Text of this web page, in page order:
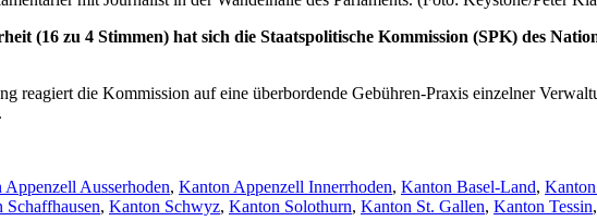
(16 zu 4 Stimmen) hat sich die Staatspolitische Kommission (SPK) des
reagiert die Kommission auf eine überbordende Gebühren-Praxis einzelner
Appenzell Ausserhoden, Kanton Appenzell Innerrhoden, Kanton Basel-Land,
Schaffhausen, Kanton Schwyz, Kanton Solothurn, Kanton St. Gallen, Kanton Tessin,